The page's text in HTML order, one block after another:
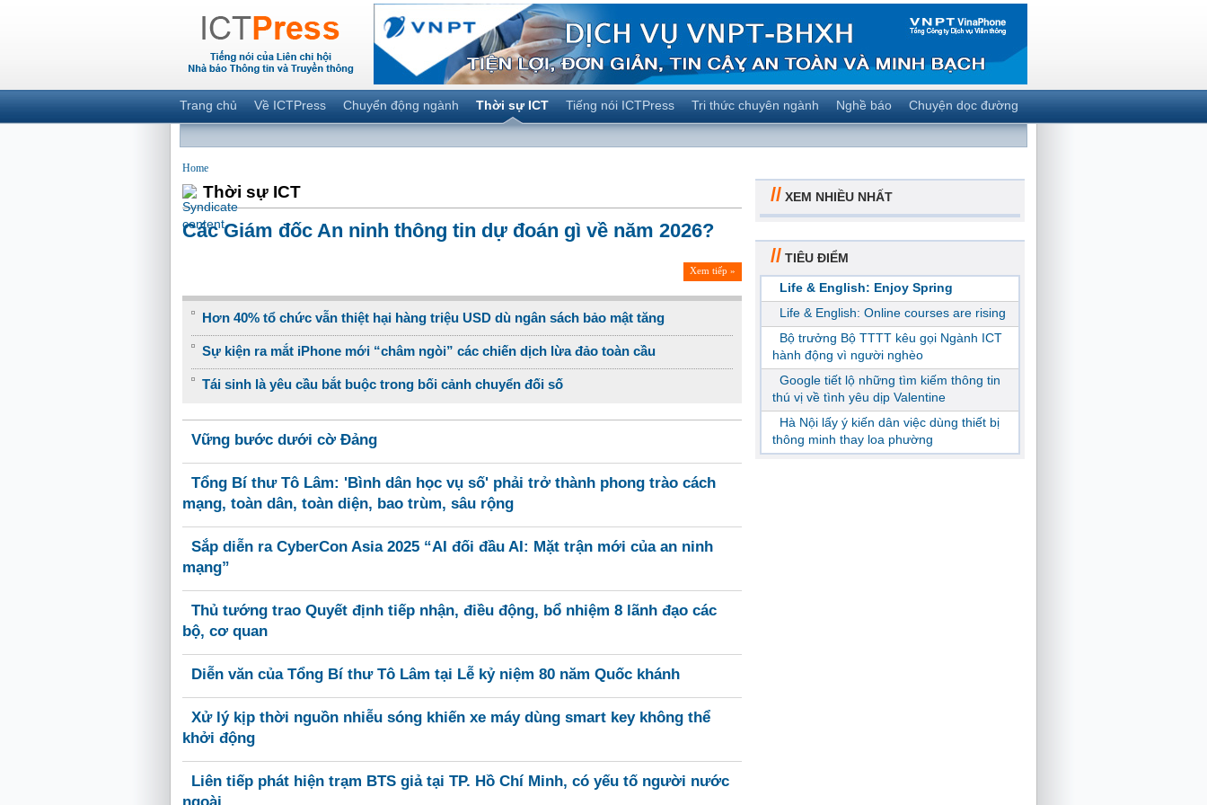
Trang chủ Về ICTPress Chuyển động ngành Thời sự ICT Tiếng nói ICTPress Tri thức chuyên ngành Nghề báo Chuyện dọc đường
Home
Thời sự ICT
Các Giám đốc An ninh thông tin dự đoán gì về năm 2026?
Xem tiếp »
Hơn 40% tổ chức vẫn thiệt hại hàng triệu USD dù ngân sách bảo mật tăng
Sự kiện ra mắt iPhone mới “châm ngòi” các chiến dịch lừa đảo toàn cầu
Tái sinh là yêu cầu bắt buộc trong bối cảnh chuyển đối số
Vững bước dưới cờ Đảng
Tổng Bí thư Tô Lâm: 'Bình dân học vụ số' phải trở thành phong trào cách
mạng, toàn dân, toàn diện, bao trùm, sâu rộng
Sắp diễn ra CyberCon Asia 2025 “AI đối đầu AI: Mặt trận mới của an ninh
mạng”
Thủ tướng trao Quyết định tiếp nhận, điều động, bổ nhiệm 8 lãnh đạo các
bộ, cơ quan
Diễn văn của Tổng Bí thư Tô Lâm tại Lễ kỷ niệm 80 năm Quốc khánh
Xử lý kịp thời nguồn nhiễu sóng khiến xe máy dùng smart key không thể
khởi động
Liên tiếp phát hiện trạm BTS giả tại TP. Hồ Chí Minh, có yếu tố người nước
// XEM NHIỀU NHẤT
// TIÊU ĐIỂM
Life & English: Enjoy Spring
Life & English: Online courses are rising
Bộ trưởng Bộ TTTT kêu gọi Ngành ICT
hành động vì người nghèo
Google tiết lộ những tìm kiếm thông tin
thú vị về tình yêu dịp Valentine
Hà Nội lấy ý kiến dân việc dùng thiết bị
thông minh thay loa phường